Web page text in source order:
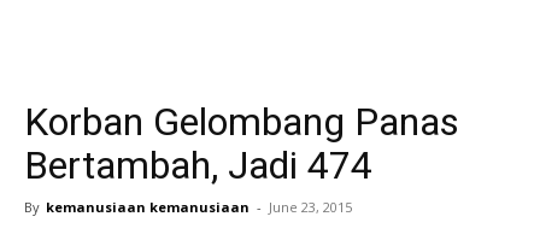
Korban Gelombang Panas
Bertambah, Jadi 474
By kemanusiaan kemanusiaan - June 23, 2015